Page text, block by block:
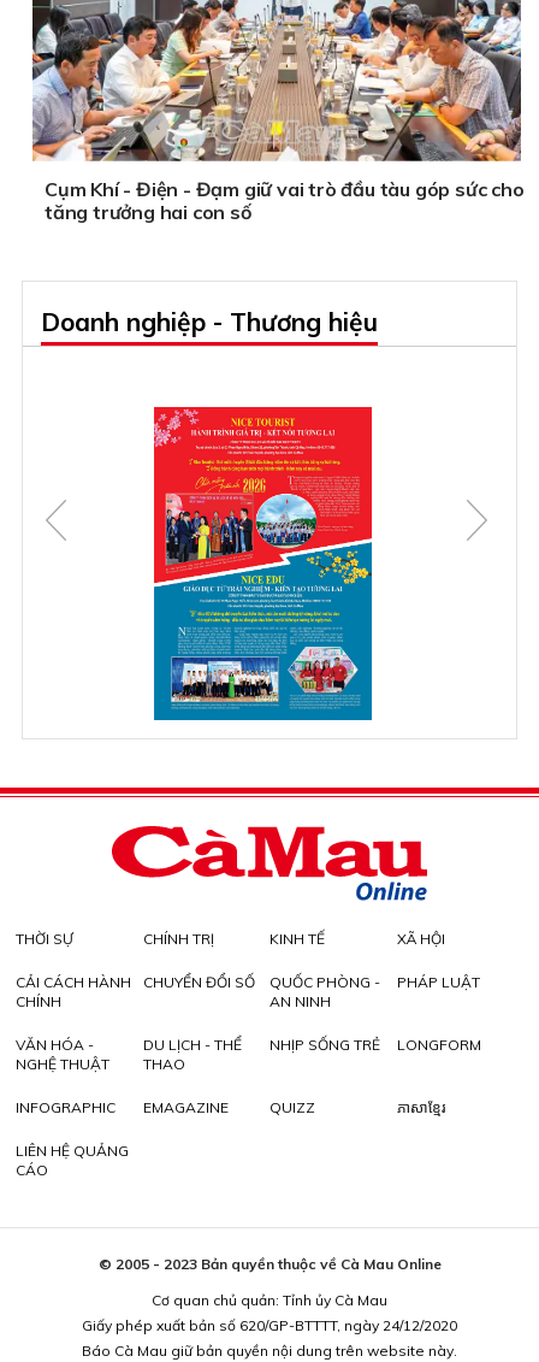
Cụm Khí - Điện - Đạm giữ vai trò đầu tàu góp sức cho
tăng trưởng hai con số
Doanh nghiệp - Thương hiệu
THỜI SỰ CHÍNH TRỊ KINH TẾ XÃ HỘI
CẢI CÁCH HÀNH
CHÍNH
CHUYỂN ĐỔI SỐ
QUỐC PHÒNG -
AN NINH
PHÁP LUẬT
VĂN HÓA -
NGHỆ THUẬT
DU LỊCH - THỂ
THAO
NHỊP SỐNG TRẺ LONGFORM
INFOGRAPHIC EMAGAZINE QUIZZ ភាសាខ្មែរ
LIÊN HỆ QUẢNG
CÁO
© 2005 - 2023 Bản quyền thuộc về Cà Mau Online
Cơ quan chủ quản: Tỉnh ủy Cà Mau
Giấy phép xuất bản số 620/GP-BTTTT, ngày 24/12/2020
Báo Cà Mau giữ bản quyền nội dung trên website này.